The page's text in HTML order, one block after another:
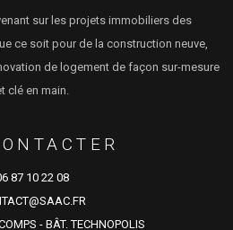
sur les projets immobiliers des
ce soit pour de la construction neuve,
de logement de façon sur-mesure
clé en main.
87 10 22 08
- BÂT. TECHNOPOLIS